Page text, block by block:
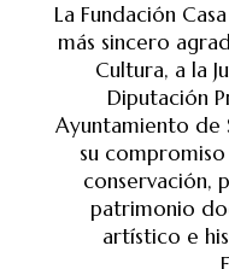
La Fundación
más sincero
Cultura, a la
Diputación
Ayuntamiento de
su
conservación,
patrimonio
artístico e